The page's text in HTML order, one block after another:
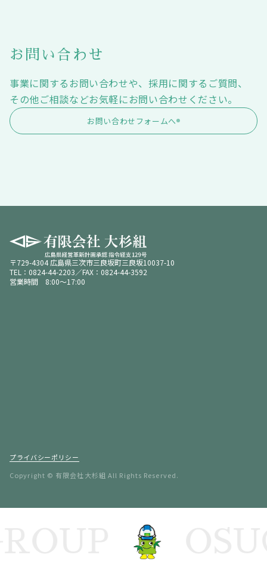
お問い合わせ
事業に関するお問い合わせや、採用に関するご質問、
その他ご相談などお気軽にお問い合わせください。
お問い合わせフォームへ
〒729-4304 広島県三次市三良坂町三良坂10037-10
TEL：0824-44-2203／FAX：0824-44-3592
営業時間 8:00～17:00
プライバシーポリシー
Copyright © 有限会社大杉組 All Rights Reserved.